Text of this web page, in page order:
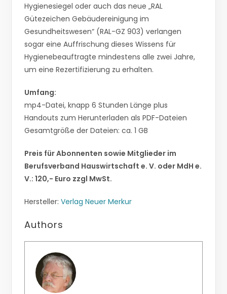
Hygienesiegel oder auch das neue „RAL
Gütezeichen Gebäudereinigung im
Gesundheitswesen“ (RAL-GZ 903) verlangen
sogar eine Auffrischung dieses Wissens für
Hygienebeauftragte mindestens alle zwei Jahre,
um eine Rezertifizierung zu erhalten.
Umfang:
mp4-Datei, knapp 6 Stunden Länge plus
Handouts zum Herunterladen als PDF-Dateien
Gesamtgröße der Dateien: ca. 1 GB
Preis für Abonnenten sowie Mitglieder im
Berufsverband Hauswirtschaft e. V. oder MdH e.
V.: 120,- Euro zzgl MwSt.
Hersteller:Verlag Neuer Merkur
Authors